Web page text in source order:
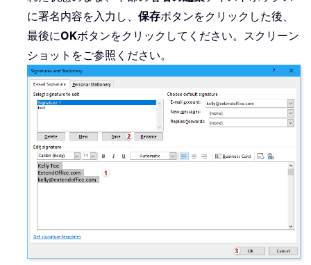
に署名内容を入力し、 保存ボタンをクリックした後、
最後にOKボタンをクリックしてください。スクリーン
ショットをご参照ください。